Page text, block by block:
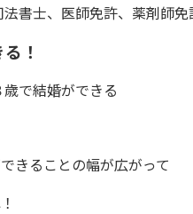
書士、医師免許、薬剤師
！
で結婚ができる
きることの幅が広がって